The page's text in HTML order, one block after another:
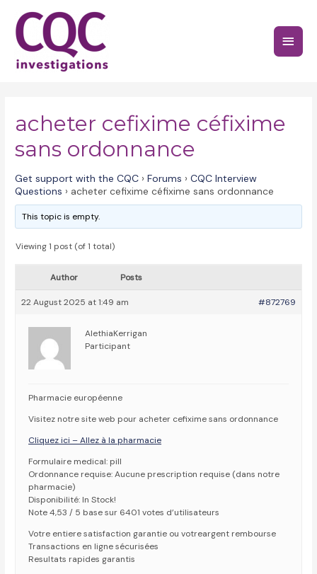
content
Main
acheter cefixime céfixime
sans ordonnance
Get support with the CQC › Forums › CQC Interview
Questions › acheter cefixime céfixime sans ordonnance
This topic is empty.
Viewing 1 post (of 1 total)
Author Posts
22 August 2025 at 1:49 am #872769
AlethiaKerrigan
Participant
Pharmacie européenne
Visitez notre site web pour acheter cefixime sans ordonnance
Cliquez ici – Allez à la pharmacie
Formulaire medical: pill
Ordonnance requise: Aucune prescription requise (dans notre
pharmacie)
Disponibilité: In Stock!
Note 4,53 / 5 base sur 6401 votes d’utilisateurs
Votre entiere satisfaction garantie ou votreargent rembourse
Transactions en ligne sécurisées
Resultats rapides garantis